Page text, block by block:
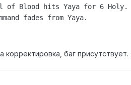
of Blood hits Yaya for 6 Holy.
fades from Yaya.
корректировка, баг